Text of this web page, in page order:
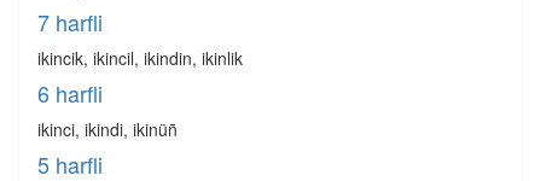
7 harfli
ikincik, ikincil, ikindin, ikinlik
6 harfli
ikinci, ikindi, ikinüñ
5 harfli